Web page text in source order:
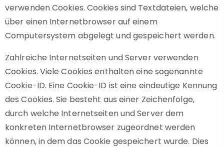
verwenden Cookies. Cookies sind Textdateien, welche
über einen Internetbrowser auf einem
Computersystem abgelegt und gespeichert werden.
Zahlreiche Internetseiten und Server verwenden
Cookies. Viele Cookies enthalten eine sogenannte
Cookie-ID. Eine Cookie-ID ist eine eindeutige Kennung
des Cookies. Sie besteht aus einer Zeichenfolge,
durch welche Internetseiten und Server dem
konkreten Internetbrowser zugeordnet werden
können, in dem das Cookie gespeichert wurde. Dies